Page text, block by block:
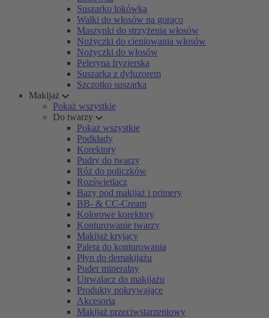
Suszarko lokówka
Wałki do włosów na gorąco
Maszynki do strzyżenia włosów
Nożyczki do cieniowania włosów
Nożyczki do włosów
Peleryna fryzjerska
Suszarka z dyfuzorem
Szczotko suszarka
Makijaż
Pokaż wszystkie
Do twarzy
Pokaż wszystkie
Podkłady
Korektory
Pudry do twarzy
Róż do policzków
Rozświetlacz
Bazy pod makijaż i primery
BB- & CC-Cream
Kolorowe korektory
Konturowanie twarzy
Makijaż kryjący
Paleta do konturowania
Płyn do demakijażu
Puder mineralny
Utrwalacz do makijażu
Produkty pokrywające
Akcesoria
Makijaż przeciwstarzeniowy